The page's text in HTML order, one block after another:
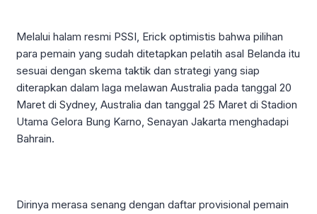
Melalui halam resmi PSSI, Erick optimistis bahwa pilihan
para pemain yang sudah ditetapkan pelatih asal Belanda itu
sesuai dengan skema taktik dan strategi yang siap
diterapkan dalam laga melawan Australia pada tanggal 20
Maret di Sydney, Australia dan tanggal 25 Maret di Stadion
Utama Gelora Bung Karno, Senayan Jakarta menghadapi
Bahrain.
Dirinya merasa senang dengan daftar provisional pemain